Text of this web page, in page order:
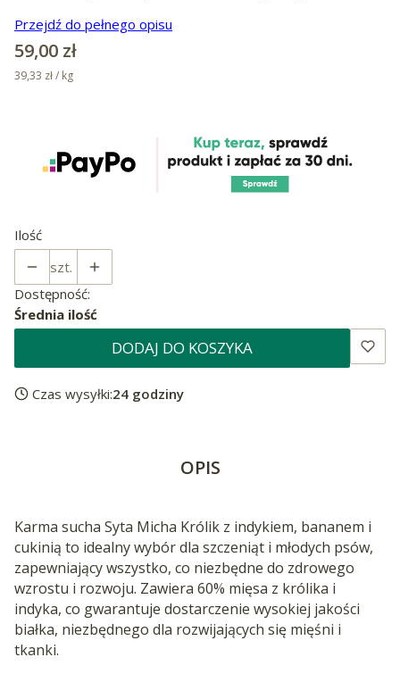
Przejdź do pełnego opisu
Cena
59,00 zł
39,33 zł / kg
Ilość
szt.
Dostępność:
Średnia ilość
DODAJ DO KOSZYKA
Czas wysyłki:24 godziny
OPIS
Karma sucha Syta Micha Królik z indykiem, bananem i
cukinią to idealny wybór dla szczeniąt i młodych psów,
zapewniający wszystko, co niezbędne do zdrowego
wzrostu i rozwoju. Zawiera 60% mięsa z królika i
indyka, co gwarantuje dostarczenie wysokiej jakości
białka, niezbędnego dla rozwijających się mięśni i
tkanki.